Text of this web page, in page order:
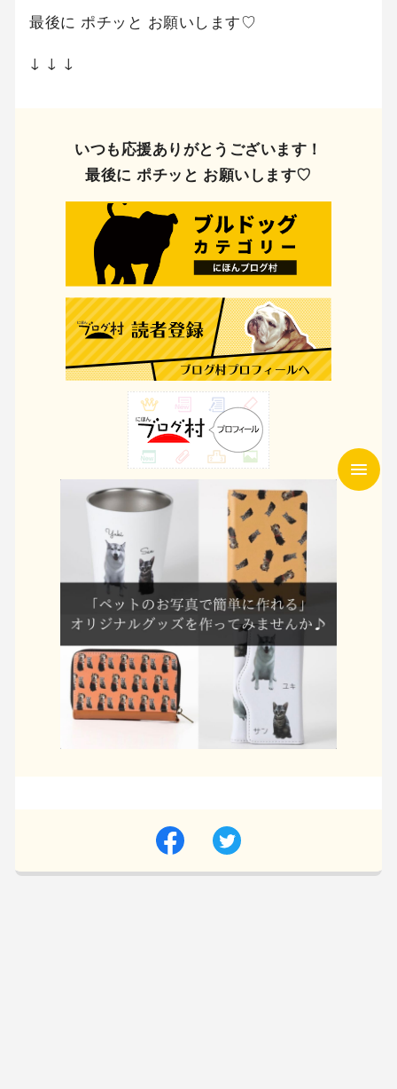
最後に ポチッと お願いします♡
↓ ↓ ↓
いつも応援ありがとうございます！
最後に ポチッと お願いします♡